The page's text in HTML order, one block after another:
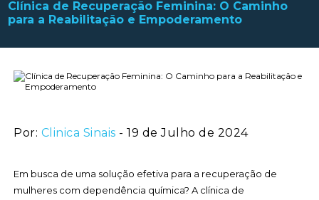
Clínica de Recuperação Feminina: O Caminho
para a Reabilitação e Empoderamento
Por: Clinica Sinais - 19 de Julho de 2024
Em busca de uma solução efetiva para a recuperação de
mulheres com dependência química? A clínica de